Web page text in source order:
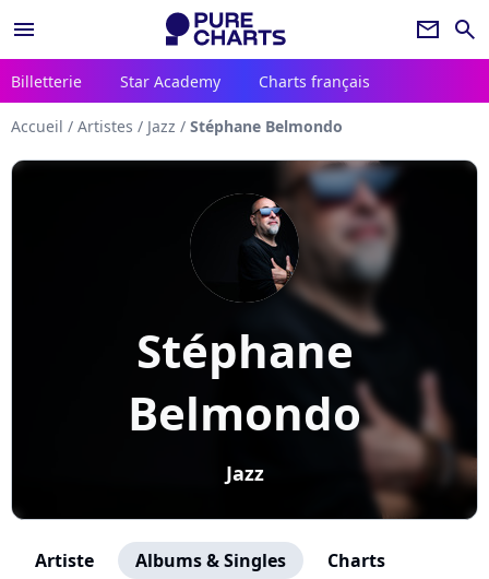
menu newsletter search
Billetterie Star Academy Charts français
Accueil / Artistes / Jazz / Stéphane Belmondo
Stéphane
Belmondo
Jazz
Artiste Albums & Singles Charts